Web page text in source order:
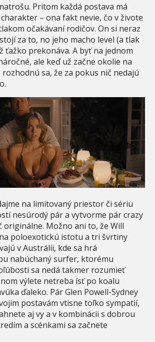
Pritom každá postava má
– ona fakt nevie, čo v živote
očakávaní rodičov. On si neraz
za to, no jeho macho level (a tlak
ťažko prekonáva. A byť na jednom
ale keď už začne okolie na
sa, že za pokus nič nedajú
na limitovaný priestor či sériu
nesúrodý pár a vytvorme pár crazy
originálne. Možno ani to, že Will
poloexotickú istotu a tri švrtiny
v Austrálii, kde sa hrá
nabúchaný surfer, ktorému
sa nedá takmer rozumieť
výlete netreba ísť po koalu
ďaleko. Pár Glen Powell-Sydney
postavám vtisne toľko sympatií,
aj vy a v kombinácii s dobrou
a scénkami sa začnete